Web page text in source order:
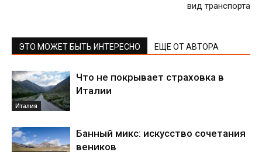
вид транспорта
ЭТО МОЖЕТ БЫТЬ ИНТЕРЕСНО ЕЩЕ ОТ АВТОРА
Италия
Что не покрывает страховка в
Италии
Банный микс: искусство сочетания
веников